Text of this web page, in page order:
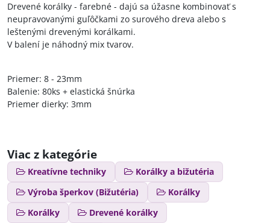
Drevené korálky - farebné - dajú sa úžasne kombinovať s
neupravovanými guľôčkami zo surového dreva alebo s
leštenými drevenými korálkami.
V balení je náhodný mix tvarov.
Priemer: 8 - 23mm
Balenie: 80ks + elastická šnúrka
Priemer dierky: 3mm
Viac z kategórie
Kreatívne techniky
Korálky a bižutéria
Výroba šperkov (Bižutéria)
Korálky
Korálky
Drevené korálky